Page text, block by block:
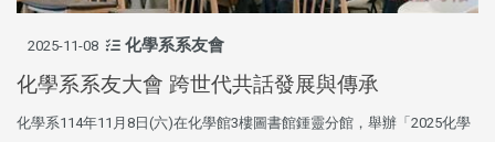
2025-11-08 化學系系友會
化學系系友大會 跨世代共話發展與傳承
化學系114年11月8日(六)在化學館3樓圖書館鍾靈分館，舉辦「2025化學